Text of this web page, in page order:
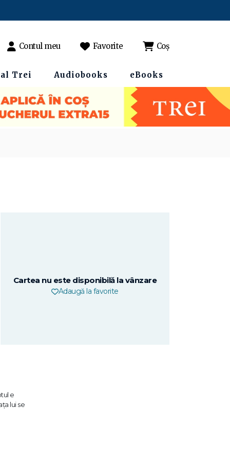
Contul meu Favorite Coș
Trei Audiobooks eBooks
Cartea nu este disponibilă la vânzare
Adaugă la favorite
e
lui se